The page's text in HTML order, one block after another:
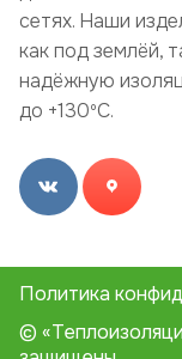
сетях. Наши
как под землёй,
надёжную
до +130ºC.
Политика
©